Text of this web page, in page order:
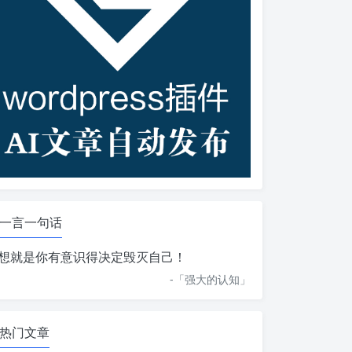
一言一句话
就是你有意识得决定毁灭自己！
-「强大的认知 」
热门文章